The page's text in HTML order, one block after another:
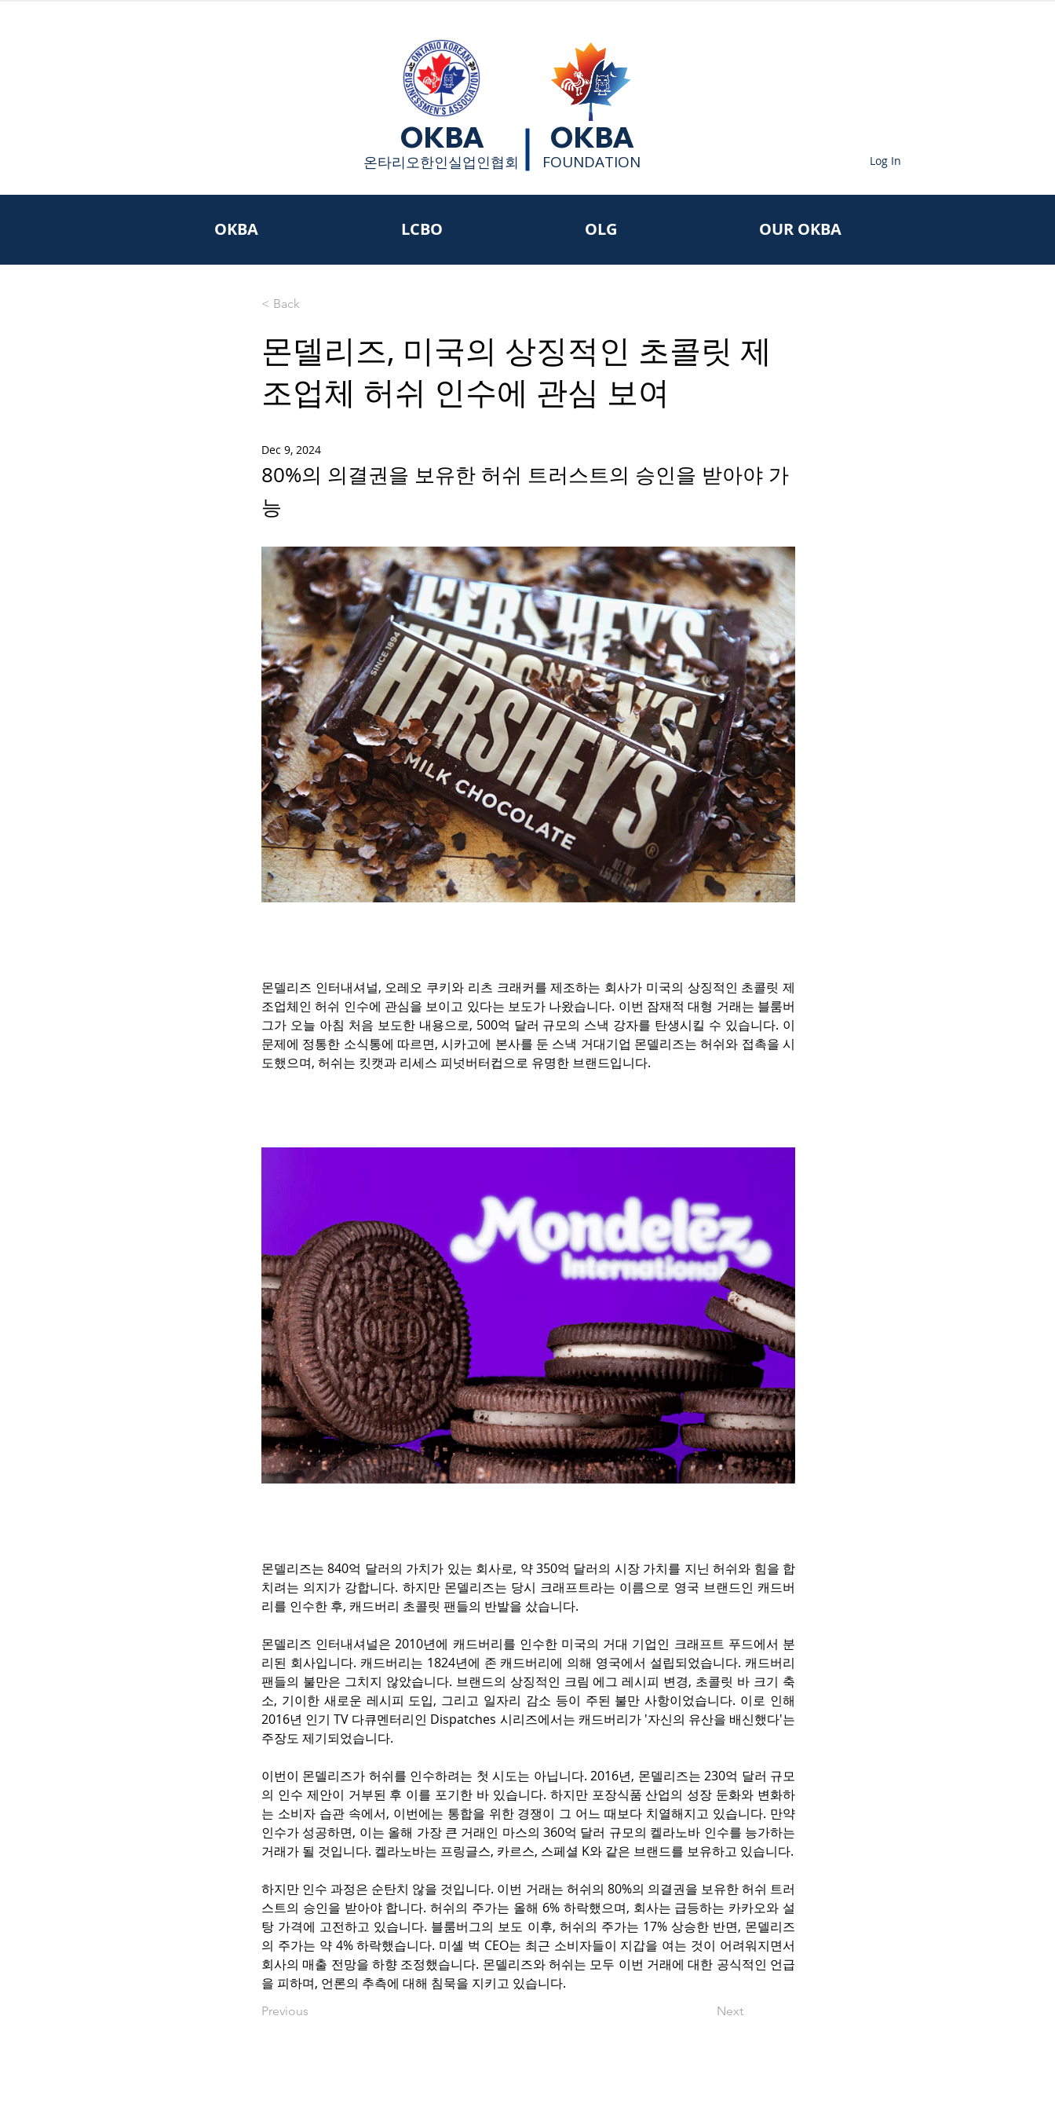
OKBA
​온타리오한인실업인협회
OKBA
FOUNDATION Log In
OKBA LCBO OLG OUR OKBA
< Back
몬델리즈, 미국의 상징적인 초콜릿 제
조업체 허쉬 인수에 관심 보여
Dec 9, 2024
80%의 의결권을 보유한 허쉬 트러스트의 승인을 받아야 가
능
몬델리즈 인터내셔널, 오레오 쿠키와 리츠 크래커를 제조하는 회사가 미국의 상징적인 초콜릿 제
조업체인 허쉬 인수에 관심을 보이고 있다는 보도가 나왔습니다. 이번 잠재적 대형 거래는 블룸버
그가 오늘 아침 처음 보도한 내용으로, 500억 달러 규모의 스낵 강자를 탄생시킬 수 있습니다. 이
문제에 정통한 소식통에 따르면, 시카고에 본사를 둔 스낵 거대기업 몬델리즈는 허쉬와 접촉을 시
도했으며, 허쉬는 킷캣과 리세스 피넛버터컵으로 유명한 브랜드입니다.
몬델리즈는 840억 달러의 가치가 있는 회사로, 약 350억 달러의 시장 가치를 지닌 허쉬와 힘을 합
치려는 의지가 강합니다. 하지만 몬델리즈는 당시 크래프트라는 이름으로 영국 브랜드인 캐드버
리를 인수한 후, 캐드버리 초콜릿 팬들의 반발을 샀습니다.
몬델리즈 인터내셔널은 2010년에 캐드버리를 인수한 미국의 거대 기업인 크래프트 푸드에서 분
리된 회사입니다. 캐드버리는 1824년에 존 캐드버리에 의해 영국에서 설립되었습니다. 캐드버리
팬들의 불만은 그치지 않았습니다. 브랜드의 상징적인 크림 에그 레시피 변경, 초콜릿 바 크기 축
소, 기이한 새로운 레시피 도입, 그리고 일자리 감소 등이 주된 불만 사항이었습니다. 이로 인해
2016년 인기 TV 다큐멘터리인 Dispatches 시리즈에서는 캐드버리가 '자신의 유산을 배신했다'는
주장도 제기되었습니다.
이번이 몬델리즈가 허쉬를 인수하려는 첫 시도는 아닙니다. 2016년, 몬델리즈는 230억 달러 규모
의 인수 제안이 거부된 후 이를 포기한 바 있습니다. 하지만 포장식품 산업의 성장 둔화와 변화하
는 소비자 습관 속에서, 이번에는 통합을 위한 경쟁이 그 어느 때보다 치열해지고 있습니다. 만약
인수가 성공하면, 이는 올해 가장 큰 거래인 마스의 360억 달러 규모의 켈라노바 인수를 능가하는
거래가 될 것입니다. 켈라노바는 프링글스, 카르스, 스페셜 K와 같은 브랜드를 보유하고 있습니다.
하지만 인수 과정은 순탄치 않을 것입니다. 이번 거래는 허쉬의 80%의 의결권을 보유한 허쉬 트러
스트의 승인을 받아야 합니다. 허쉬의 주가는 올해 6% 하락했으며, 회사는 급등하는 카카오와 설
탕 가격에 고전하고 있습니다. 블룸버그의 보도 이후, 허쉬의 주가는 17% 상승한 반면, 몬델리즈
의 주가는 약 4% 하락했습니다. 미셸 벅 CEO는 최근 소비자들이 지갑을 여는 것이 어려워지면서
회사의 매출 전망을 하향 조정했습니다. 몬델리즈와 허쉬는 모두 이번 거래에 대한 공식적인 언급
을 피하며, 언론의 추측에 대해 침묵을 지키고 있습니다.
Previous Next